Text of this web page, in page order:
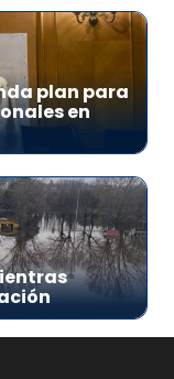
plan para
en